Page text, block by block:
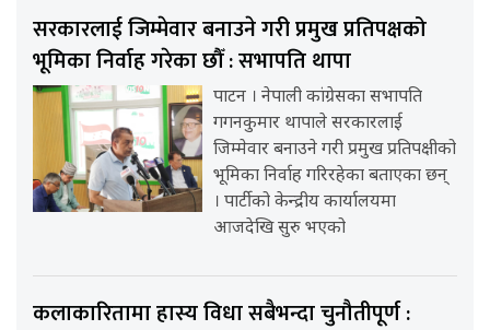
सरकारलाई जिम्मेवार बनाउने गरी प्रमुख प्रतिपक्षको
भूमिका निर्वाह गरेका छौँ : सभापति थापा
पाटन । नेपाली कांग्रेसका सभापति
गगनकुमार थापाले सरकारलाई
जिम्मेवार बनाउने गरी प्रमुख प्रतिपक्षीको
भूमिका निर्वाह गरिरहेका बताएका छन्
। पार्टीको केन्द्रीय कार्यालयमा
आजदेखि सुरु भएको
कलाकारितामा हास्य विधा सबैभन्दा चुनौतीपूर्ण :